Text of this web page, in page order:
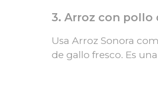
3. Arroz con pollo
Usa Arroz Sonora
de gallo fresco. Es